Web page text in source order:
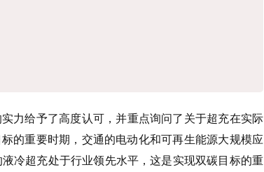
力给予了高度认可 ，并重点询问了关于超充在实际
的重要时期，交通的电动化和可再生能源大规模应
冷超充处于行业领先水平，这是实现双碳目标的重